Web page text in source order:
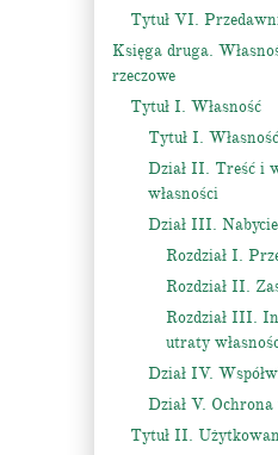
Tytuł VI.
Księga druga.
rzeczowe
Tytuł I. Własność
Tytuł I. Własność
Dział II. Treść i
własności
Dział III.
Rozdział I.
Rozdział II.
Rozdział III.
utraty
Dział IV.
Dział V. Ochrona
Tytuł II.